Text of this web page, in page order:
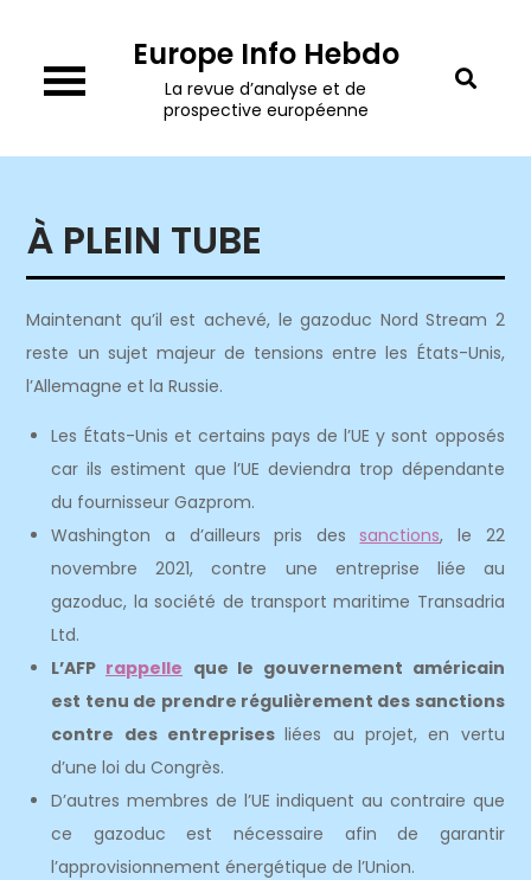
content
Europe Info Hebdo
La revue d’analyse et de
prospective européenne
À PLEIN TUBE
Maintenant qu’il est achevé, le gazoduc Nord Stream 2
reste un sujet majeur de tensions entre les États-Unis,
l’Allemagne et la Russie.
Les États-Unis et certains pays de l’UE y sont opposés
car ils estiment que l’UE deviendra trop dépendante
du fournisseur Gazprom.
Washington a d’ailleurs pris des sanctions, le 22
novembre 2021, contre une entreprise liée au
gazoduc, la société de transport maritime Transadria
Ltd.
L’AFP rappelle que le gouvernement américain
est tenu de prendre régulièrement des sanctions
contre des entreprisesliées au projet, en vertu
d’une loi du Congrès.
D’autres membres de l’UE indiquent au contraire que
ce gazoduc est nécessaire afin de garantir
l’approvisionnement énergétique de l’Union.